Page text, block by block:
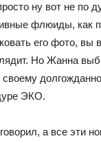
ну вот не по
флюиды, как
его фото, вы
Но Жанна
ЭКО.
а все эти